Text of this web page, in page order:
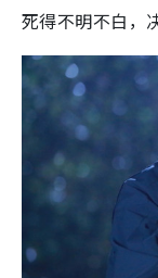
死得不明不白，